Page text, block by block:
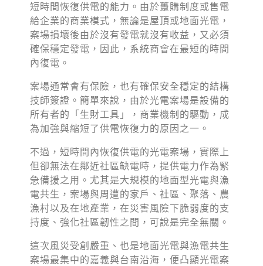
短時間恢復供電的能力。由於躉購制度或售電
給企業的商業模式，無論是屋頂或地面光電，
案場損壞後由於沒有發電就沒有收益，又必須
確保穩定發電，因此，系統商會在最短的時間
內復電。
案場通常會有保險，也有確保安全穩定的結構
技師簽證。簡單來說，由於光電案場是設備的
所有者的「生財工具」，商業機制的驅動，成
為加強與縮短了供電恢復力的原因之一。
不過，短時間內恢復供電的光電案場，實際上
但卻無法在鄰近社區缺電時，提供電力作為緊
急備援之用。尤其是大規模的地面型光電與漁
電共生，案場與周遭的家戶、社區、聚落、農
漁村以及在地產業，在災害風險下脆弱度的支
持度、強化社區韌性之間，可說是完全無關。
這次風災受創嚴重、也是地面光電與漁電共生
案場最集中的嘉義與台南沿海，便凸顯光電案